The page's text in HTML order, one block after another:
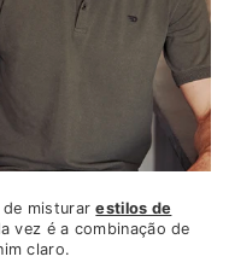
de misturarestilos de
vez é a combinação de
claro.